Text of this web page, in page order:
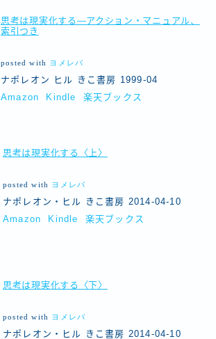
思考は現実化する―アクション・マニュアル、
索引つき
posted with ヨメレバ
ナポレオン ヒル きこ書房 1999-04
Amazon
Kindle 楽天ブックス
思考は現実化する〈上〉
posted with ヨメレバ
ナポレオン・ヒル きこ書房 2014-04-10
Amazon
Kindle 楽天ブックス
思考は現実化する〈下〉
posted with ヨメレバ
ナポレオン・ヒル きこ書房 2014-04-10